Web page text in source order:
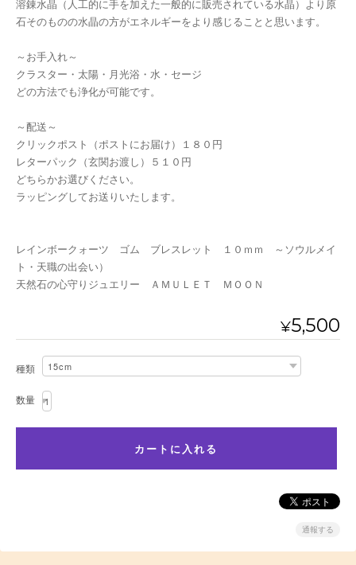
溶錬水晶（人工的に手を加えた一般的に販売されている水晶）より原
石そのものの水晶の方がエネルギーをより感じることと思います。
～お手入れ～
クラスター・太陽・月光浴・水・セージ
どの方法でも浄化が可能です。
～配送～
クリックポスト（ポストにお届け）１８０円
レターパック（玄関お渡し）５１０円
どちらかお選びください。
ラッピングしてお送りいたします。
レインボークォーツ ゴム ブレスレット １０ｍｍ ～ソウルメイ
ト・天職の出会い）
天然石の心守りジュエリー ＡＭＵＬＥＴ ＭＯＯＮ
¥5,500
種類
数量
通報する